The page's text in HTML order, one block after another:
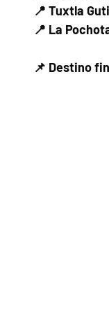
📍 Tuxtla
📍 La
📌 Destino